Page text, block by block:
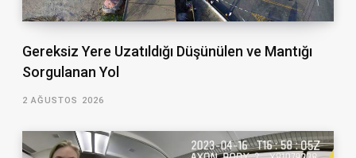
Gereksiz Yere Uzatıldığı Düşünülen ve Mantığı
Sorgulanan Yol
2 AĞUSTOS 2026